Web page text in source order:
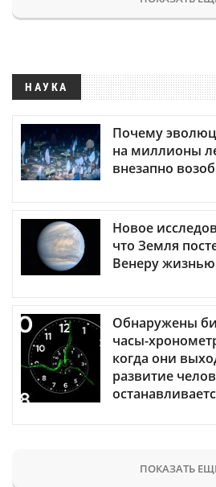
НАУКА
Почему
на миллионы
внезапно
Новое
что Земля
Венеру жизнью
Обнаружены
часы-
когда они
развитие
ПОКАЗАТЬ